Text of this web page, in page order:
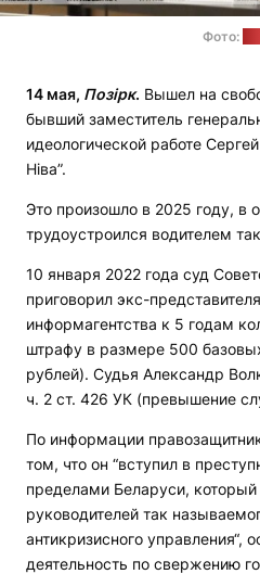
Фото:
14 мая, Позірк. Вышел на
бывший заместитель
идеологической работе
Ніва”.
Это произошло в 2025 году, в
трудоустроился водителем
10 января 2022 года суд
приговорил экс-
информагентства к 5 годам
штрафу в размере 500
рублей). Судья Александр
ч. 2 ст. 426 УК (превышение
По информации
том, что он “вступил в
пределами Беларуси,
руководителей так
антикризисного управления“,
деятельность по свержению